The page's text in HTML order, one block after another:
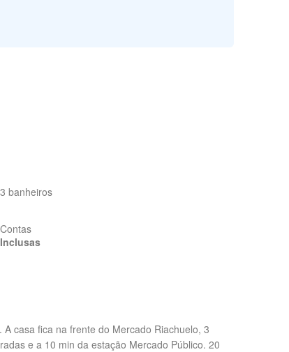
3 banheiros
Contas
Inclusas
casa fica na frente do Mercado Riachuelo, 3
e a 10 min da estação Mercado Público. 20